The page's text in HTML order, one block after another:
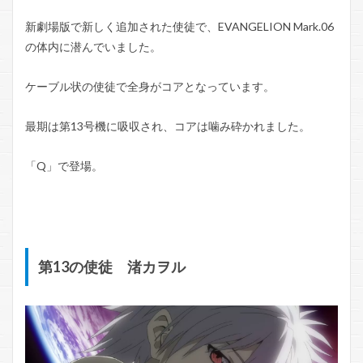
新劇場版で新しく追加された使徒で、EVANGELION Mark.06
の体内に潜んでいました。
ケーブル状の使徒で全身がコアとなっています。
最期は第13号機に吸収され、コアは噛み砕かれました。
「Q」で登場。
第13の使徒 渚カヲル